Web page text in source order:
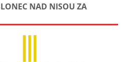
NAD NISOU ZA